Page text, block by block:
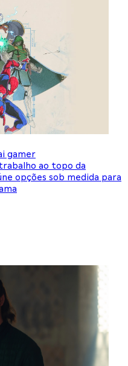
gamer
ao topo da
opções sob medida para